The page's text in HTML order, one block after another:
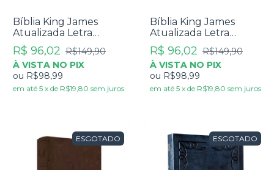
Bíblia King James
Atualizada Letra
Ultragigante Luxo
Marrom
R$ 96,02 R$149,90
À VISTA NO PIX
ou R$98,99
em até 5 x de R$19,80 sem juros
Bíblia King James
Atualizada Letra
Ultragigante Luxo
Preta
R$ 96,02 R$149,90
À VISTA NO PIX
ou R$98,99
em até 5 x de R$19,80 sem juros
ESGOTADO ESGOTADO